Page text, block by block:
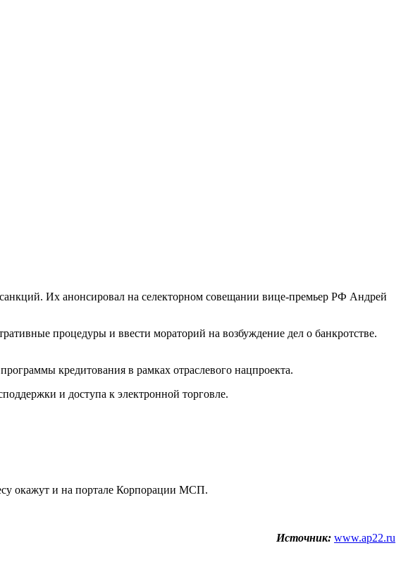
Их анонсировал на селекторном совещании вице-премьер РФ Андрей
процедуры и ввести мораторий на возбуждение дел о банкротстве.
кредитования в рамках отраслевого нацпроекта.
и доступа к электронной торговле.
окажут и на портале Корпорации МСП.
Источник: www.ap22.ru